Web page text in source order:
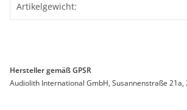
Artikelgewicht:
Hersteller gemäß GPSR
Audiolith International GmbH, Susannenstraße